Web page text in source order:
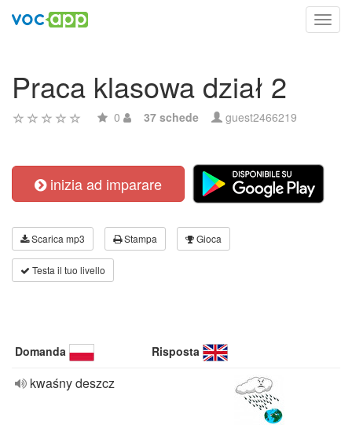
Praca klasowa dział 2
0 37 schede guest2466219
inizia ad imparare
Scarica mp3 Stampa Gioca
Testa il tuo livello
Domanda Risposta
kwaśny deszcz